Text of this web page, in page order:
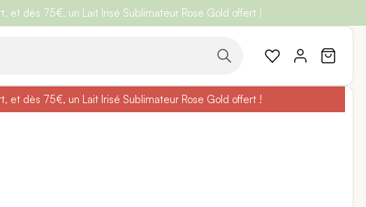
avec le codeBELLEBIO
et dès 75€, un Lait Irisé Sublimateur Rose Gold offert !
avec le codeBELLEBIO
et dès 75€, un Lait Irisé Sublimateur Rose Gold offert !